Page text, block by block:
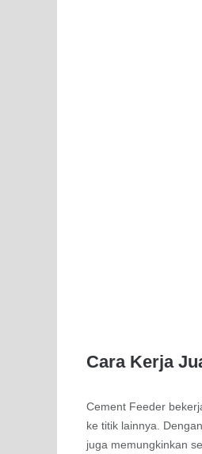
Cara Kerja
Cement Feeder
ke titik lainnya.
juga memungkinkan